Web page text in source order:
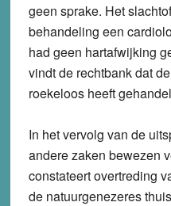
geen sprake. Het
behandeling een
had geen hartafwijking
vindt de rechtbank dat
roekeloos heeft
In het vervolg van de
andere zaken bewezen
constateert overtreding
de natuurgenezeres